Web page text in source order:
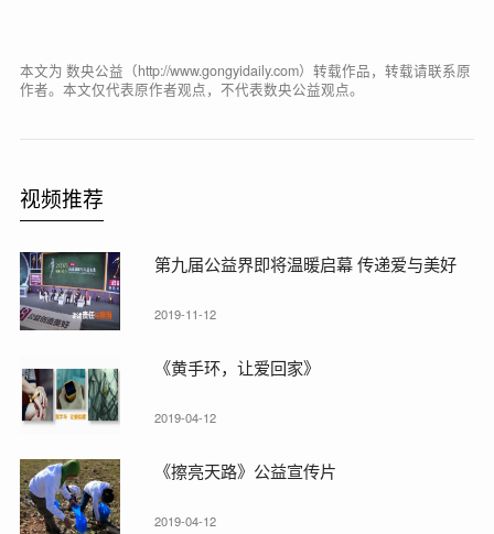
本文为 数央公益（http://www.gongyidaily.com）转载作品，转载请联系原
作者。本文仅代表原作者观点，不代表数央公益观点。
视频推荐
第九届公益界即将温暖启幕 传递爱与美好
2019-11-12
《黄手环，让爱回家》
2019-04-12
《擦亮天路》公益宣传片
2019-04-12